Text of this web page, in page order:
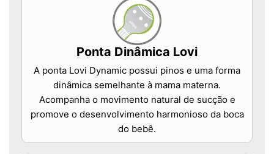
Ponta Dinâmica Lovi
A ponta Lovi Dynamic possui pinos e uma forma
dinâmica semelhante à mama materna.
Acompanha o movimento natural de sucção e
promove o desenvolvimento harmonioso da boca
do bebê.